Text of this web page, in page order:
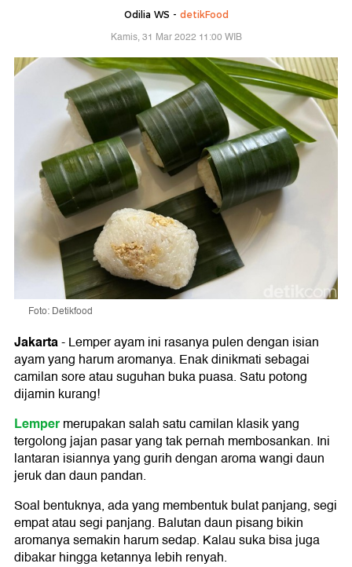
Odilia WS - detikFood
Kamis, 31 Mar 2022 11:00 WIB
Foto: Detikfood
Jakarta-Lemper ayam ini rasanya pulen dengan isian
ayam yang harum aromanya. Enak dinikmati sebagai
camilan sore atau suguhan buka puasa. Satu potong
dijamin kurang!
Lempermerupakan salah satu camilan klasik yang
tergolong jajan pasar yang tak pernah membosankan. Ini
lantaran isiannya yang gurih dengan aroma wangi daun
jeruk dan daun pandan.
Soal bentuknya, ada yang membentuk bulat panjang, segi
empat atau segi panjang. Balutan daun pisang bikin
aromanya semakin harum sedap. Kalau suka bisa juga
dibakar hingga ketannya lebih renyah.